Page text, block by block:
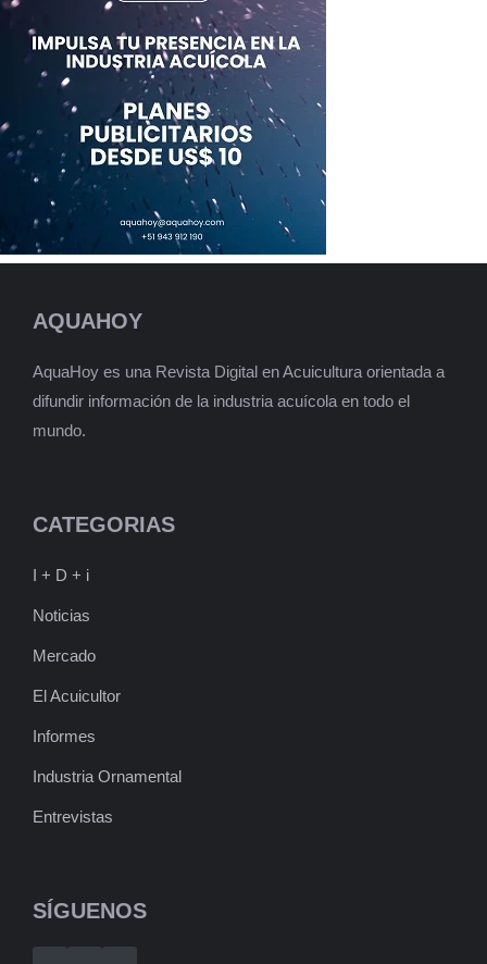
AQUAHOY
AquaHoy es una Revista Digital en Acuicultura orientada a
difundir información de la industria acuícola en todo el
mundo.
CATEGORIAS
I + D + i
Noticias
Mercado
El Acuicultor
Informes
Industria Ornamental
Entrevistas
SÍGUENOS
Telegram